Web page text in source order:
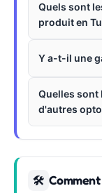
Quels sont
produit en
Y a-t-il une
Quelles sont
d'autres
🛠